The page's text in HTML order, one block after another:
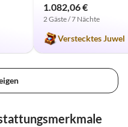
1.082,06 €
2 Gäste / 7 Nächte
Verstecktes Juwel